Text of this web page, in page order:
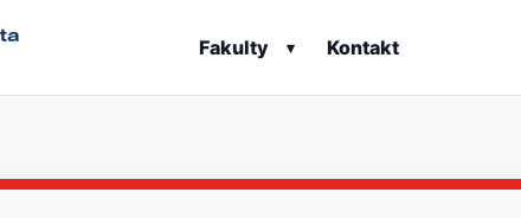
Fakulty ▾ Kontakt